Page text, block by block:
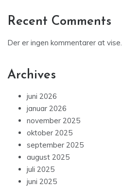
Recent Comments
Der er ingen kommentarer at vise.
Archives
juni 2026
januar 2026
november 2025
oktober 2025
september 2025
august 2025
juli 2025
juni 2025